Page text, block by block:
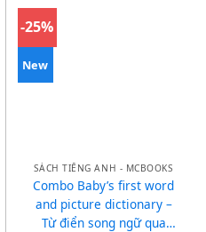
-25%
New
SÁCH TIẾNG ANH - MCBOOKS
Combo Baby’s first word
and picture dictionary –
Từ điển song ngữ qua